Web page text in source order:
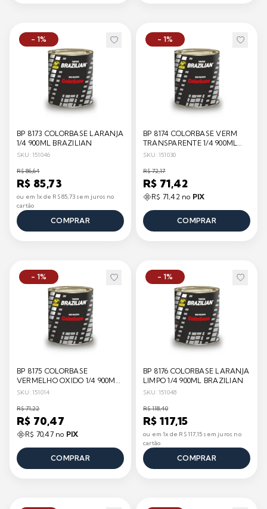
- 1%
BP 8173 COLORBASE LARANJA
1/4 900ML BRAZILIAN
SKU: 151046
R$ 86,64
R$ 85,73
ou em 1x de R$ 85,73 sem juros no
cartão
COMPRAR
- 1%
BP 8174 COLORBASE VERM
TRANSPARENTE 1/4 900ML
BRAZILIAN
SKU: 151030
R$ 72,17
R$ 71,42
R$ 71,42 no PIX
COMPRAR
- 1%
BP 8175 COLORBASE
VERMELHO OXIDO 1/4 900ML
BRAZILIAN
SKU: 151014
R$ 71,22
R$ 70,47
R$ 70,47 no PIX
COMPRAR
- 1%
BP 8176 COLORBASE LARANJA
LIMPO 1/4 900ML BRAZILIAN
SKU: 151048
R$ 118,40
R$ 117,15
ou em 1x de R$ 117,15 sem juros no
cartão
COMPRAR